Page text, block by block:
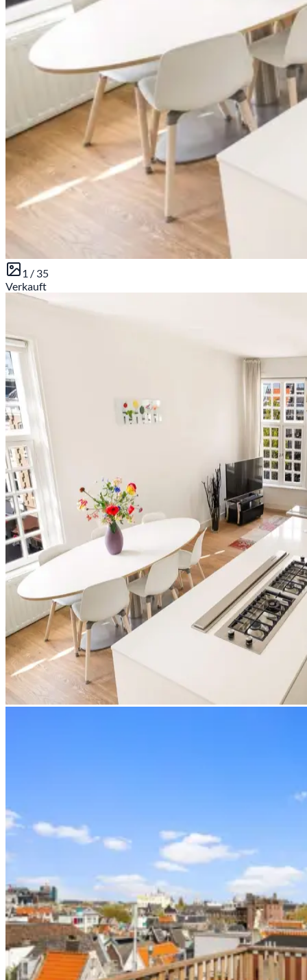
1 / 35
Verkauft